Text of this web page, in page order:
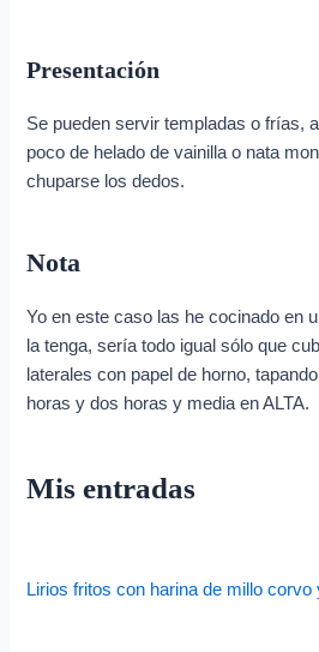
Presentación
Se pueden servir templadas o frías,
poco de helado de vainilla o nata
chuparse los dedos.
Nota
Yo en este caso las he cocinado en
la tenga, sería todo igual sólo que
laterales con papel de horno,
horas y dos horas y media en ALTA.
Mis entradas
Lirios fritos con harina de millo corvo